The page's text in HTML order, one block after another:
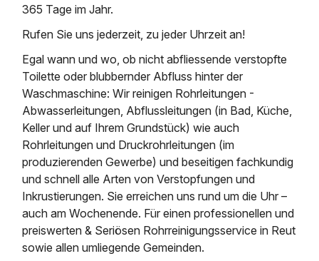
365 Tage im Jahr.
Rufen Sie uns jederzeit, zu jeder Uhrzeit an!
Egal wann und wo, ob nicht abfliessende verstopfte
Toilette oder blubbernder Abfluss hinter der
Waschmaschine: Wir reinigen Rohrleitungen -
Abwasserleitungen, Abflussleitungen (in Bad, Küche,
Keller und auf Ihrem Grundstück) wie auch
Rohrleitungen und Druckrohrleitungen (im
produzierenden Gewerbe) und beseitigen fachkundig
und schnell alle Arten von Verstopfungen und
Inkrustierungen. Sie erreichen uns rund um die Uhr –
auch am Wochenende. Für einen professionellen und
preiswerten & Seriösen Rohrreinigungsservice in Reut
sowie allen umliegende Gemeinden.